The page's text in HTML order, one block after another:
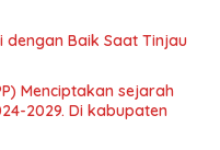
dengan Baik Saat Tinjau
Menciptakan sejarah
2029. Di kabupaten